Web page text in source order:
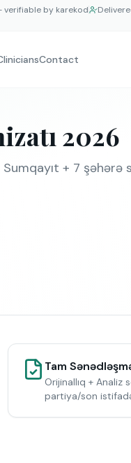
verifiable by karekod
Contact
2026
+ 7 şəhərə
Tam
Orijinallıq + Analiz
partiya/son